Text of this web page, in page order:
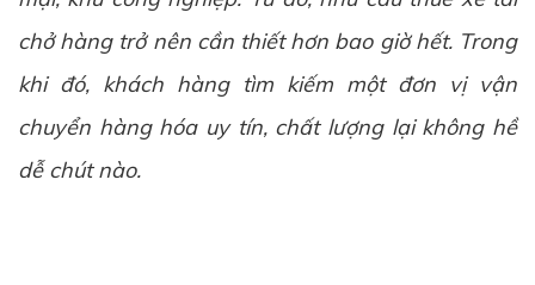
chở hàng trở nên cần thiết hơn bao giờ hết. Trong
khi đó, khách hàng tìm kiếm một đơn vị vận
chuyển hàng hóa uy tín, chất lượng lại không hề
dễ chút nào.